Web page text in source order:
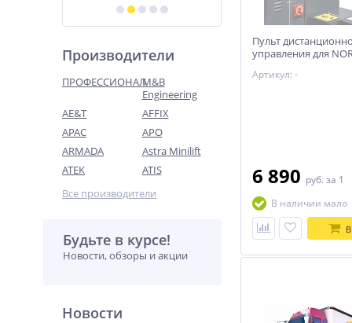
Производители
ПРОФЕССИОНАЛM&B
Engineering
AE&T
AFFIX
APAC
APO
ARMADA
Astra Minilift
ATEK
ATIS
Все производители
Будьте в курсе!
Новости, обзоры и акции
Новости
Пульт
управления для
Артикул: -
6 890 руб. за 1
В наличии мало